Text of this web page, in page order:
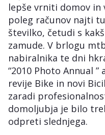
lepše vrniti domov in
poleg računov najti
številko, četudi s
zamude. V brlogu
nabiralnika te dni
“2010 Photo Annual ”
revije Bike in novi
zaradi
domoljubja je bilo
odpreti slednjega.